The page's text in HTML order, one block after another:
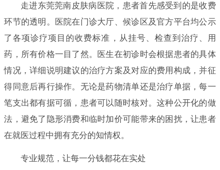
走进东莞莞南皮肤病医院，患者首先感受到的是收费
环节的透明。医院在门诊大厅、候诊区及官方平台均公示
了各项诊疗项目的收费标准，从挂号、检查到治疗、用
药，所有价格一目了然。医生在初诊时会根据患者的具体
情况，详细说明建议的治疗方案及对应的费用构成，并征
得同意后再行操作。无论是药物清单还是治疗单据，每一
笔支出都有据可循，患者可以随时核对。这种公开化的做
法，避免了隐形消费和临时加价可能带来的困扰，让患者
在就医过程中拥有充分的知情权。
专业规范，让每一分钱都花在实处